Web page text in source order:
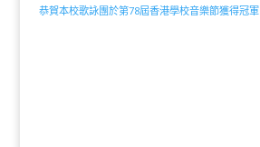
恭賀本校歌詠團於第78屆香港學校音樂節獲得冠軍